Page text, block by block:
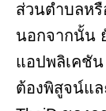
ส่วนตำบลหรื
นอกจากนั้น
แอปพลิเคชัน
ต้องพิสูจน์แ